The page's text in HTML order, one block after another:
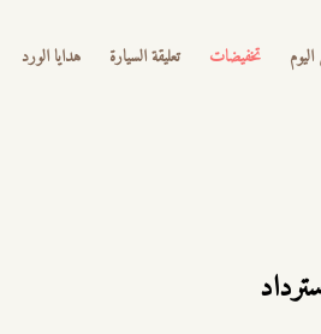
تخفيضات تعليقة السيارة هدايا الورد